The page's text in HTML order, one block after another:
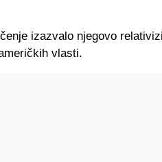
izazvalo njegovo
vlasti.